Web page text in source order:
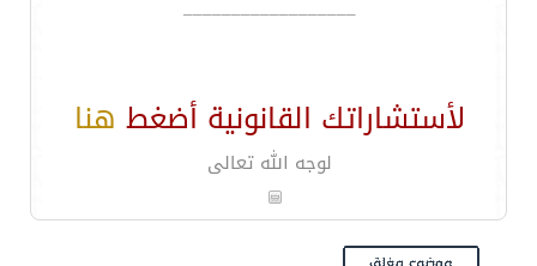
__________________
لأستشاراتك القانونية أضغط هنا
لوجه الله تعالى